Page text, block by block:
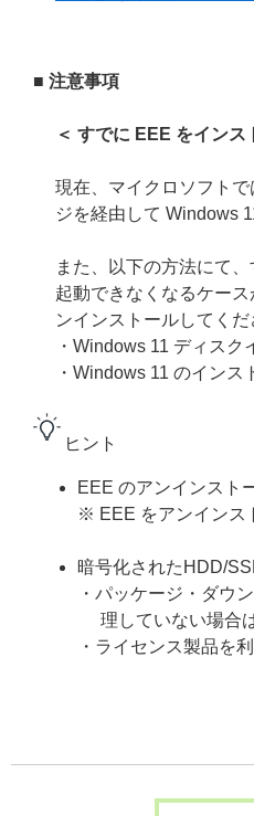
■ 注意事項
＜ すでに EEE をイン
現在、マイクロソフト
ジを経由して Windows
また、以下の方法にて
起動できなくなるケー
ンインストールしてくだ
・Windows 11 ディス
・Windows 11 のイン
ヒント
EEE のアンインスト
※ EEE をアンインス
暗号化されたHDD/
・パッケージ・ダウ
理していない場合
・ライセンス製品を